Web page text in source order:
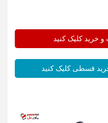
خرید کلیک کنید
قسطی کلیک کنید